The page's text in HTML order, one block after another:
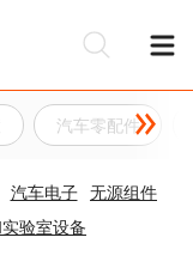
汽车零配件
汽车电子
无源组件
验室设备